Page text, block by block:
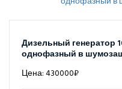
Дизельный генератор
однофазный в
Цена: 430000₽